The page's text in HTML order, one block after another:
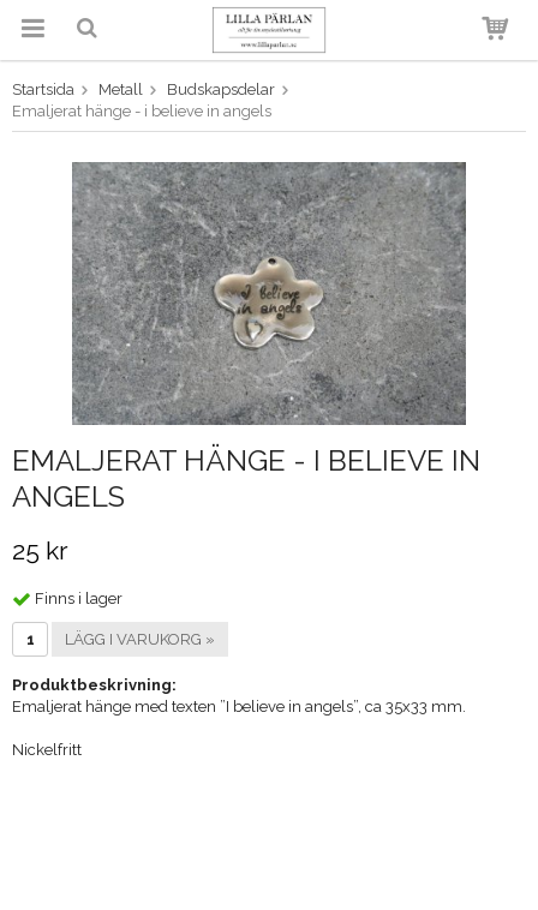
Produkten har blivit tillagd i
varukorgen
Startsida Metall
Budskapsdelar
Emaljerat hänge - i believe in angels
EMALJERAT HÄNGE - I BELIEVE IN
ANGELS
25 kr
Finns i lager
LÄGG I VARUKORG »
Produktbeskrivning:
Emaljerat hänge med texten ”I believe in angels”, ca 35x33 mm.
Nickelfritt